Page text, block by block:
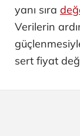
yanı sıra
Verilerin
sert fiyat